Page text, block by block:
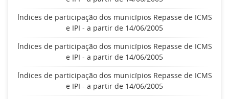
Índices de participação dos municípios Repasse de ICMS
e IPI - a partir de 14/06/2005
Índices de participação dos municípios Repasse de ICMS
e IPI - a partir de 14/06/2005
Índices de participação dos municípios Repasse de ICMS
e IPI - a partir de 14/06/2005